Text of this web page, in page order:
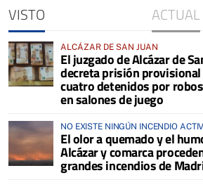
VISTO ACTUAL
ALCÁZAR DE SAN JUAN
El juzgado de Alcázar de
decreta prisión
cuatro detenidos por
en salones de juego
NO EXISTE NINGÚN INCENDIO
COMARCA
El olor a quemado y el
Alcázar y comarca
grandes incendios de